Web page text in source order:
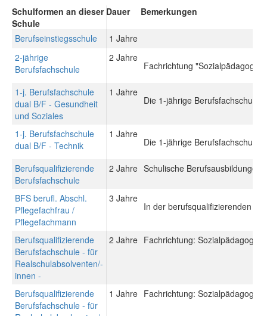
Schulformen an dieser
Schule
Dauer Bemerkungen
Berufseinstiegsschule
1 Jahre
2-jährige
Berufsfachschule
2 Jahre
Fachrichtung "Sozialpädagogik"
1-j. Berufsfachschule
dual B/F - Gesundheit
und Soziales
1 Jahre
Die 1-jährige Berufsfachschule
1-j. Berufsfachschule
dual B/F - Technik
1 Jahre
Die 1-jährige Berufsfachschule
Berufsqualifizierende
Berufsfachschule
2 Jahre Schulische
BFS berufl. Abschl.
Pflegefachfrau /
Pflegefachmann
3 Jahre
In der berufsqualifizierenden
Berufsqualifizierende
Berufsfachschule - für
Realschulabsolventen/-
innen -
2 Jahre Fachrichtung:
Berufsqualifizierende
Berufsfachschule - für
1 Jahre Fachrichtung: